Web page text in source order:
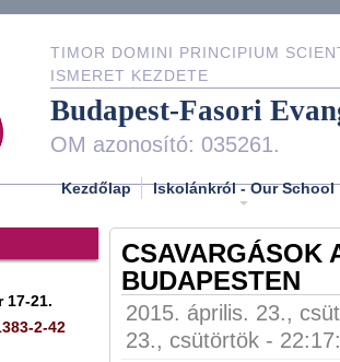
TIMOR DOMINI PRINCIPIUM
ISMERET KEZDETE
Budapest-Fasori
OM azonosító: 035261.
Kezdőlap Iskolánkról - Our School
17-21.
2-42
CSAVARGÁSOK
BUDAPESTEN
2015. április. 23.,
23., csütörtök -